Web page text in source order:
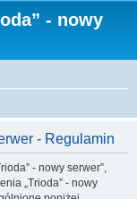
- nowy
- Regulamin
- nowy serwer”,
„Trioda” - nowy